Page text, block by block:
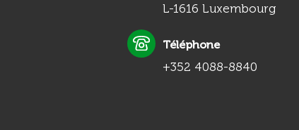
L-1616 Luxembourg
Téléphone
+352 4088-8840